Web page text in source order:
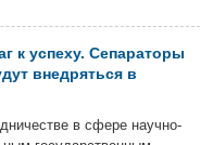
конференции,
новых разработок.
ССЫЛКА НА
и получите ваш
Приходите! Будем
в рамках данной
к успеху. Сепараторы
внедряться в
в сфере научно-